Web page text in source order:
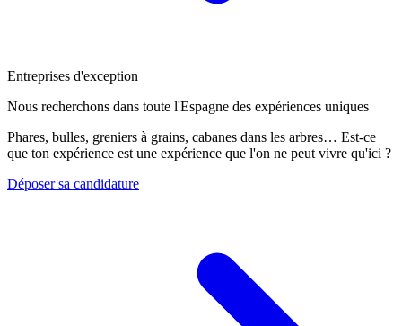
Entreprises d'exception
Nous recherchons dans toute l'Espagne des expériences uniques
Phares, bulles, greniers à grains, cabanes dans les arbres… Est-ce
que ton expérience est une expérience que l'on ne peut vivre qu'ici ?
Déposer sa candidature